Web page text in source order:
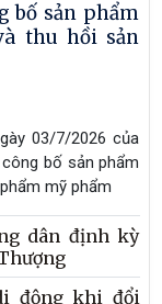
bố sản phẩm
thu hồi sản
03/7/2026 của
bố sản phẩm
mỹ phẩm
dân định kỳ
động khi đổi